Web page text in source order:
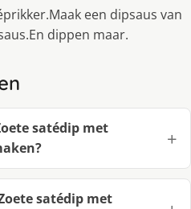
een dipsaus van
dippen maar.
satédip met
satédip met